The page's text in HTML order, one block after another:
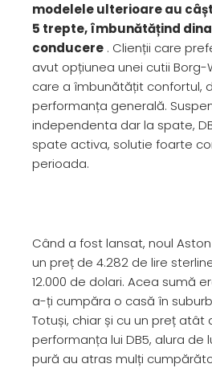
modelele ulterioare au
5 trepte, îmbunătățind
conducere . Clienții care
avut opțiunea unei cutii
care a îmbunătățit confortul,
performanța generală.
independenta dar la spate,
spate activa, solutie foarte
perioada.
Când a fost lansat, noul
un preț de 4.282 de lire
12.000 de dolari. Acea sumă
a-ți cumpăra o casă în
Totuși, chiar și cu un preț atât
performanța lui DB5, alura de
pură au atras mulți